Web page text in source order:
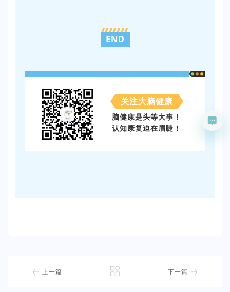
END
关注大脑健康
脑健康是头等大事！
认知康复迫在眉睫！
上一篇 下一篇